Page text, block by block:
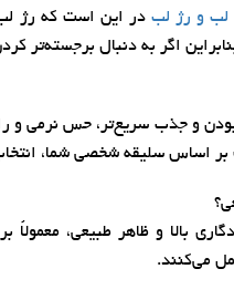
لب و رژ لبدر این است که رژ
اگر به دنبال برجسته‌تر
و جذب سریع‌تر، حس نرمی و
اساس سلیقه شخصی شما،
بالا و ظاهر طبیعی،
می‌کنند.